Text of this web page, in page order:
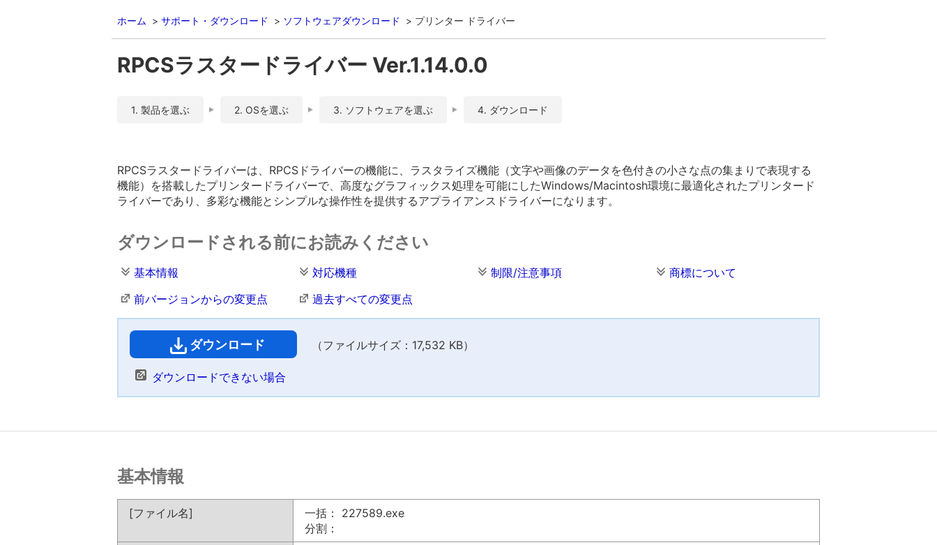
ホーム サポート・ダウンロード ソフトウェアダウンロード プリンター ドライバー
RPCSラスタードライバー Ver.1.14.0.0
1. 製品を選ぶ 2. OSを選ぶ 3. ソフトウェアを選ぶ 4. ダウンロード
RPCSラスタードライバーは、RPCSドライバーの機能に、ラスタライズ機能（文字や画像のデータを色付きの小さな点の集まりで表現する
機能）を搭載したプリンタードライバーで、高度なグラフィックス処理を可能にしたWindows/Macintosh環境に最適化されたプリンタード
ライバーであり、多彩な機能とシンプルな操作性を提供するアプライアンスドライバーになります。
ダウンロードされる前にお読みください
基本情報 対応機種 制限/注意事項
商標について
前バージョンからの変更点
過去すべての変更点
ダウンロード （ファイルサイズ：17,532 KB）
ダウンロードできない場合
基本情報
[ファイル名]
一括： 227589.exe
分割：